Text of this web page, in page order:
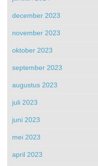
december 2023
november 2023
oktober 2023
september 2023
augustus 2023
juli 2023
juni 2023
mei 2023
april 2023